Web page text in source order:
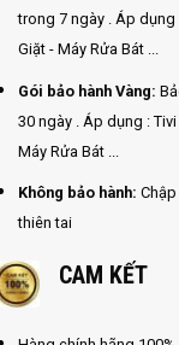
lượng
trong 7 ngày . Áp dụng
Giặt - Máy Rửa Bát ...
Gói bảo hành Vàng:
30 ngày . Áp dụng :
Máy Rửa Bát ...
Không bảo hành:
thiên tai
CAM KẾT